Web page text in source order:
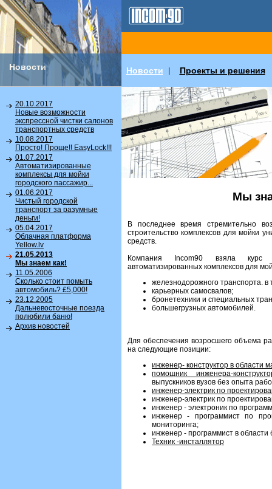
Новости Новости Проекты и решения
20.10.2017
Новые возможности
экспрессной чистки салонов
транспортных средств
10.08.2017
Просто! Проще!! EasyLock!!!
01.07.2017
Автоматизированные
комплексы для мойки
городского пассажир...
01.06.2017
Чистый городской
транспорт за разумные
деньги!
05.04.2017
Облачная платформа
Yellow.lv
21.05.2013
Мы знаем как!
11.05.2006
Сколько стоит помыть
автомобиль? £5,000!
23.12.2005
Дальневосточные поезда
полюбили баню!
Архив новостей
Мы
В последнее время стремительно
строительство комплексов для мойки
средств.
Компания Incom90 взяла курс
автоматизированных комплексов для
железнодорожного транспорта.
карьерных самосвалов;
бронетехники и специальных
большегрузных автомобилей.
Для обеспечения возросшего объема
на следующие позиции:
инженер- конструктор в области
помощник инженера-
выпускников вузов без опыта
инженер-электрик по
инженер-электрик по
инженер - электроник по
инженер - программист по
мониторинга;
инженер - программист в
Техник -инсталлятор